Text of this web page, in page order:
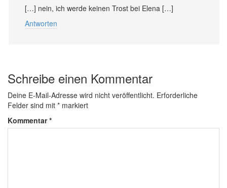
[…] nein, ich werde keinen Trost bei Elena […]
Antworten
Schreibe einen Kommentar
Deine E-Mail-Adresse wird nicht veröffentlicht. Erforderliche
Felder sind mit * markiert
Kommentar*